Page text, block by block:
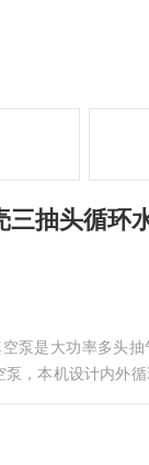
三抽头循环
泵是大功率多头
，本机设计内外循
污染、功率大、噪